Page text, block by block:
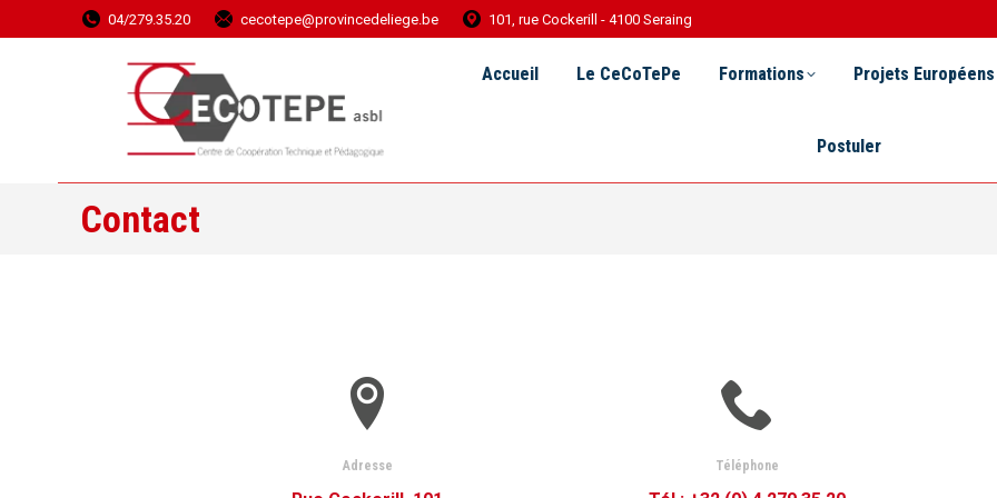
04/279.35.20 cecotepe@provincedeliege.be 101, rue Cockerill - 4100 Seraing
Accueil Le CeCoTePe Formations Projets Européens
Postuler
Contact
Adresse Téléphone
Le CeCoTePe Formations Projets Européens R